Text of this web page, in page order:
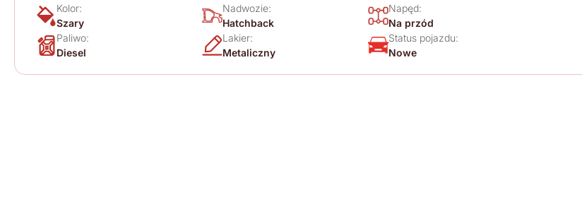
Kolor:
Szary
Nadwozie:
Hatchback
Napęd:
Na przód
Paliwo:
Diesel
Lakier:
Metaliczny
Status pojazdu:
Nowe